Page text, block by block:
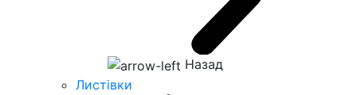
Назад
Листівки